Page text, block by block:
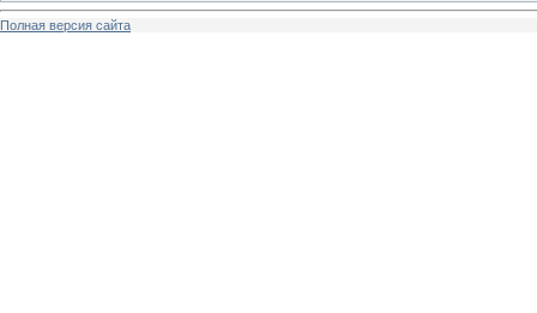
Полная версия сайта